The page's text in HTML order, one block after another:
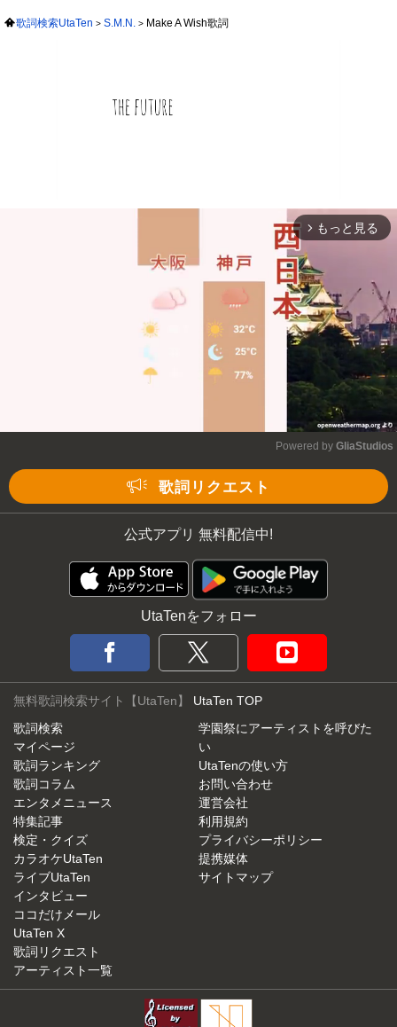
歌詞検索UtaTen S.M.N. Make A Wish歌詞
arrow_forward_ios もっと見る
Powered by GliaStudios
歌詞リクエスト
公式アプリ 無料配信中!
UtaTenをフォロー
無料歌詞検索サイト【UtaTen】 UtaTen TOP
歌詞検索
マイページ
歌詞ランキング
歌詞コラム
エンタメニュース
特集記事
検定・クイズ
カラオケUtaTen
ライブUtaTen
インタビュー
ココだけメール
UtaTen X
歌詞リクエスト
アーティスト一覧
学園祭にアーティストを呼びた
い
UtaTenの使い方
お問い合わせ
運営会社
利用規約
プライバシーポリシー
提携媒体
サイトマップ